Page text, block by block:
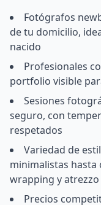
Fotógrafos
de tu domicilio,
nacido
Profesionales
portfolio visible
Sesiones
seguro, con
respetados
Variedad de
minimalistas hasta
wrapping y atrezzo
Precios